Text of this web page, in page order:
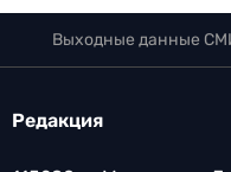
Выходные данные
Редакция